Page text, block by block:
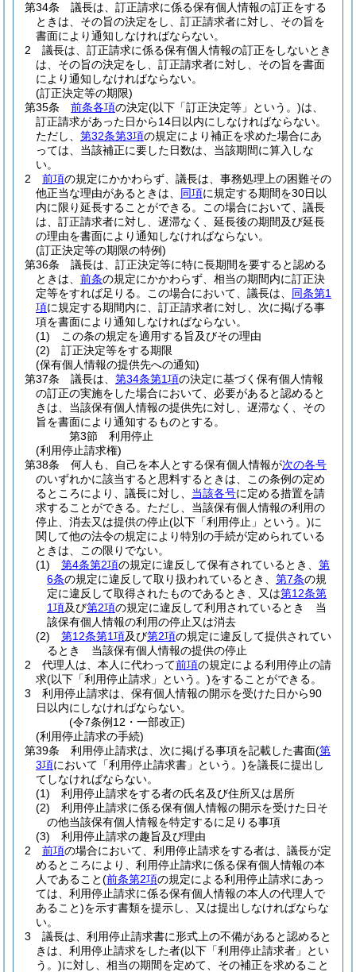
第34条
議長は、訂正請求に係る保有個人情報の訂正をする
ときは、その旨の決定をし、訂正請求者に対し、その旨を
書面により通知しなければならない。
2
議長は、訂正請求に係る保有個人情報の訂正をしないとき
は、その旨の決定をし、訂正請求者に対し、その旨を書面
により通知しなければならない。
(訂正決定等の期限)
第35条
前条各項の決定(以下「訂正決定等」という。)は、
訂正請求があった日から14日以内にしなければならない。
ただし、 第32条第3項の規定により補正を求めた場合にあ
っては、当該補正に要した日数は、当該期間に算入しな
い。
2
前項の規定にかかわらず、議長は、事務処理上の困難その
他正当な理由があるときは、 同項に規定する期間を30日以
内に限り延長することができる。
この場合において、議長
は、訂正請求者に対し、遅滞なく、延長後の期間及び延長
の理由を書面により通知しなければならない。
(訂正決定等の期限の特例)
第36条
議長は、訂正決定等に特に長期間を要すると認める
ときは、 前条の規定にかかわらず、相当の期間内に訂正決
定等をすれば足りる。
この場合において、議長は、 同条第1
項に規定する期間内に、訂正請求者に対し、次に掲げる事
項を書面により通知しなければならない。
(1)
この条の規定を適用する旨及びその理由
(2)
訂正決定等をする期限
(保有個人情報の提供先への通知)
第37条
議長は、 第34条第1項の決定に基づく保有個人情報
の訂正の実施をした場合において、必要があると認めると
きは、当該保有個人情報の提供先に対し、遅滞なく、その
旨を書面により通知するものとする。
第3節
利用停止
(利用停止請求権)
第38条
何人も、自己を本人とする保有個人情報が次の各号
のいずれかに該当すると思料するときは、この条例の定め
るところにより、議長に対し、 当該各号に定める措置を請
求することができる。 ただし、当該保有個人情報の利用の
停止、消去又は提供の停止(以下「利用停止」という。)に
関して他の法令の規定により特別の手続が定められている
ときは、この限りでない。
(1)
第4条第2項の規定に違反して保有されているとき、 第
6条の規定に違反して取り扱われているとき、 第7条の規
定に違反して取得されたものであるとき、又は第12条第
1項及び第2項の規定に違反して利用されているとき 当
該保有個人情報の利用の停止又は消去
(2)
第12条第1項及び第2項の規定に違反して提供されてい
るとき 当該保有個人情報の提供の停止
2
代理人は、本人に代わって前項の規定による利用停止の請
求(以下「利用停止請求」という。)をすることができる。
3
利用停止請求は、保有個人情報の開示を受けた日から90
日以内にしなければならない。
(令7条例12・一部改正)
(利用停止請求の手続)
第39条
利用停止請求は、次に掲げる事項を記載した書面(第
3項において「利用停止請求書」という。)を議長に提出し
てしなければならない。
(1)
利用停止請求をする者の氏名及び住所又は居所
(2)
利用停止請求に係る保有個人情報の開示を受けた日そ
の他当該保有個人情報を特定するに足りる事項
(3)
利用停止請求の趣旨及び理由
2
前項の場合において、利用停止請求をする者は、議長が定
めるところにより、利用停止請求に係る保有個人情報の本
人であること(前条第2項の規定による利用停止請求にあっ
ては、利用停止請求に係る保有個人情報の本人の代理人で
あること)を示す書類を提示し、又は提出しなければならな
い。
3
議長は、利用停止請求書に形式上の不備があると認めると
きは、利用停止請求をした者(以下「利用停止請求者」とい
う。)に対し、相当の期間を定めて、その補正を求めること